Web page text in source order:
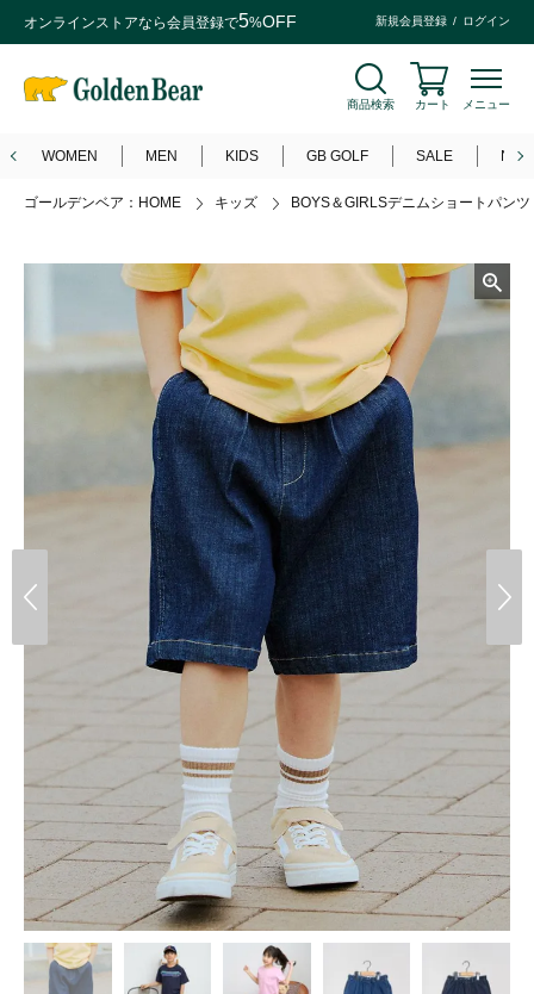
オンラインストアなら会員登録で5%OFF 新規会員登録 ログイン
商品検索 カート メニュー
WOMEN MEN KIDS GB GOLF SALE
ゴールデンベア：HOME キッズ BOYS＆GIRLSデニムショートパンツ